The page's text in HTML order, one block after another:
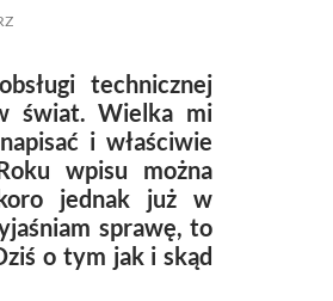
technicznej
świat. Wielka mi
i właściwie
wpisu można
jednak już w
sprawę, to
o tym jak i skąd